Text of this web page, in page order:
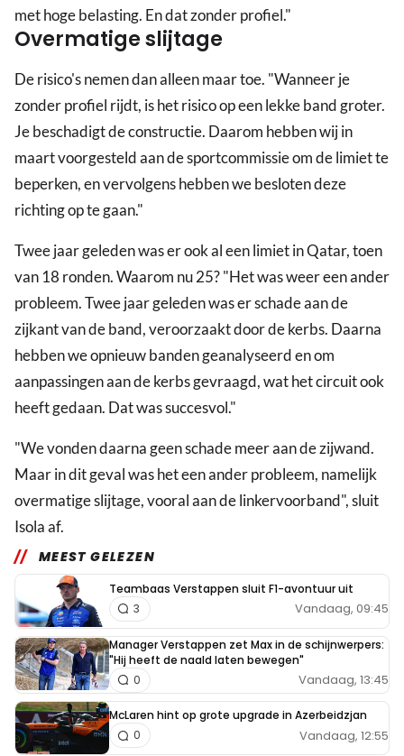
met hoge belasting. En dat zonder profiel."
Overmatige slijtage
De risico's nemen dan alleen maar toe. "Wanneer je
zonder profiel rijdt, is het risico op een lekke band groter.
Je beschadigt de constructie. Daarom hebben wij in
maart voorgesteld aan de sportcommissie om de limiet te
beperken, en vervolgens hebben we besloten deze
richting op te gaan."
Twee jaar geleden was er ook al een limiet in Qatar, toen
van 18 ronden. Waarom nu 25? "Het was weer een ander
probleem. Twee jaar geleden was er schade aan de
zijkant van de band, veroorzaakt door de kerbs. Daarna
hebben we opnieuw banden geanalyseerd en om
aanpassingen aan de kerbs gevraagd, wat het circuit ook
heeft gedaan. Dat was succesvol."
"We vonden daarna geen schade meer aan de zijwand.
Maar in dit geval was het een ander probleem, namelijk
overmatige slijtage, vooral aan de linkervoorband", sluit
Isola af.
MEEST GELEZEN
Teambaas Verstappen sluit F1-avontuur uit
Vandaag, 09:45
3
Manager Verstappen zet Max in de schijnwerpers:
"Hij heeft de naald laten bewegen"
Vandaag, 13:45
0
McLaren hint op grote upgrade in Azerbeidzjan
Vandaag, 12:55
0